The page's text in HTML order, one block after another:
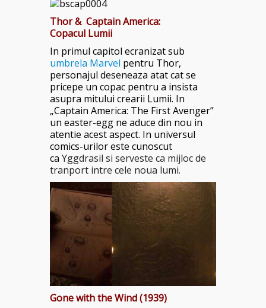
Thor & Captain America:
Copacul Lumii
In primul capitol ecranizat sub
umbrela Marvel pentru Thor,
personajul deseneaza atat cat se
pricepe un copac pentru a insista
asupra mitului crearii Lumii. In
„Captain America: The First Avenger”
un easter-egg ne aduce din nou in
atentie acest aspect. In universul
comics-urilor este cunoscut
ca Yggdrasil si serveste ca mijloc de
tranport intre cele noua lumi.
Gone with the Wind (1939)